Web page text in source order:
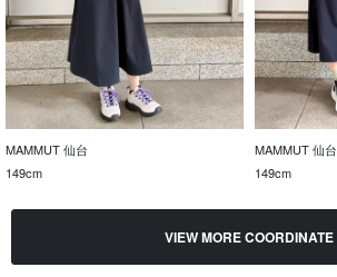
MAMMUT 仙台
149cm
MAMMUT 仙台
149cm
VIEW MORE COORDINATE